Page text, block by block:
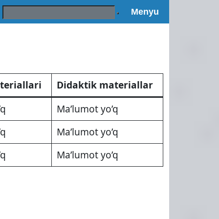
Menyu
Didaktik materiallar
Ma’lumot yo’q
Ma’lumot yo’q
Ma’lumot yo’q